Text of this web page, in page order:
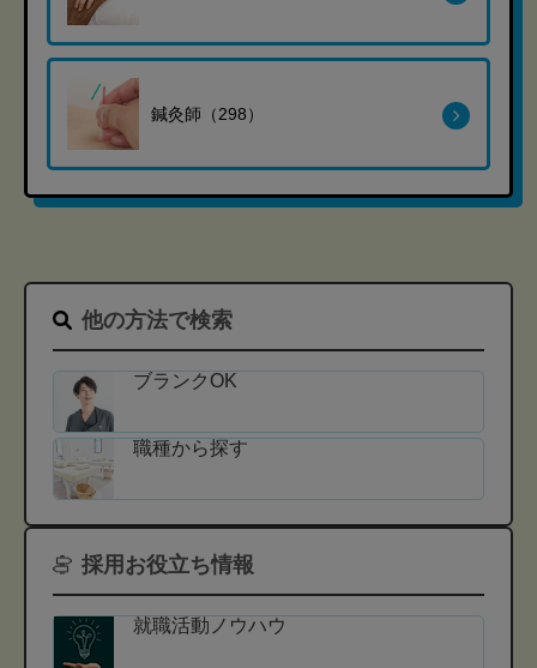
鍼灸師（298）
他の方法で検索
ブランクOK
職種から探す
採用お役立ち情報
就職活動ノウハウ